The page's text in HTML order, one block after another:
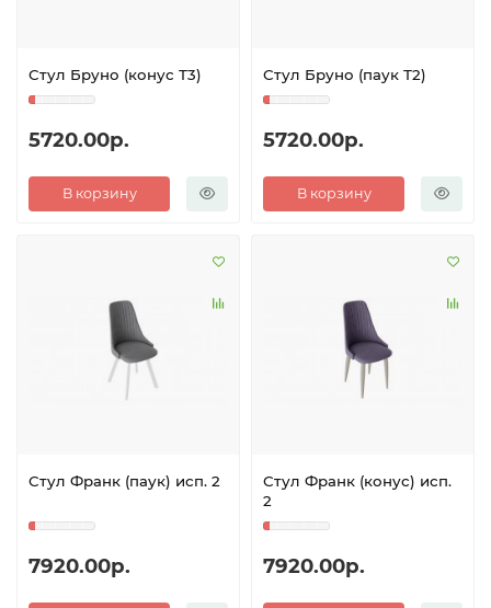
Стул Бруно (конус Т3)
5720.00р.
В корзину
Стул Бруно (паук Т2)
5720.00р.
В корзину
Стул Франк (паук) исп. 2
7920.00р.
Стул Франк (конус) исп.
2
7920.00р.